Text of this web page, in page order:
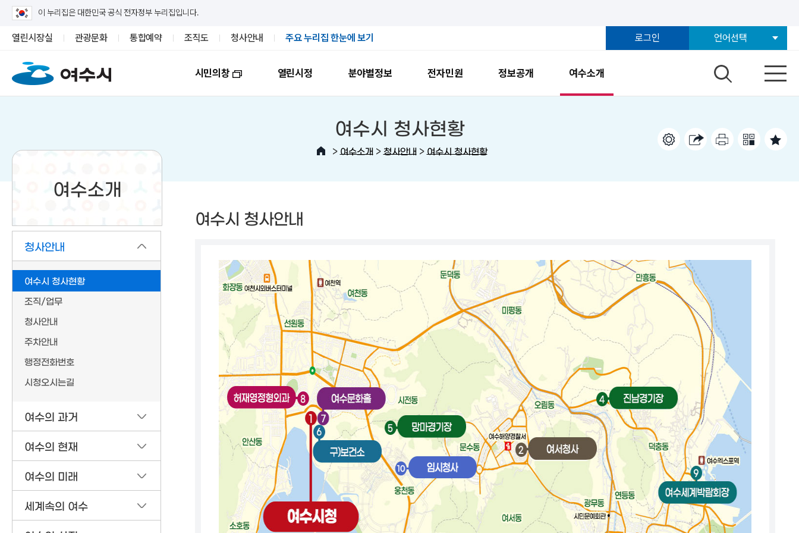
이 누리집은 대한민국 공식 전자정부 누리집입니다.
열린시장실 관광문화 통합예약 조직도 청사안내 주요 누리집 한눈에 보기 로그인 언어선택
시민의창 열린시정 분야별정보 전자민원 정보공개 여수소개
여수소개
청사안내
여수시 청사현황
조직/업무
청사안내
주차안내
행정전화번호
시청오시는길
여수의 과거
여수의 현재
여수의 미래
세계속의 여수
여수시 청사현황
> 여수소개> 청사안내> 여수시 청사현황
여수시 청사안내